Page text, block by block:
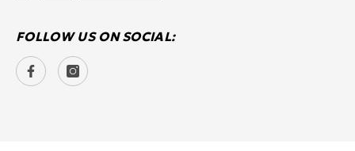
FOLLOW US ON SOCIAL: